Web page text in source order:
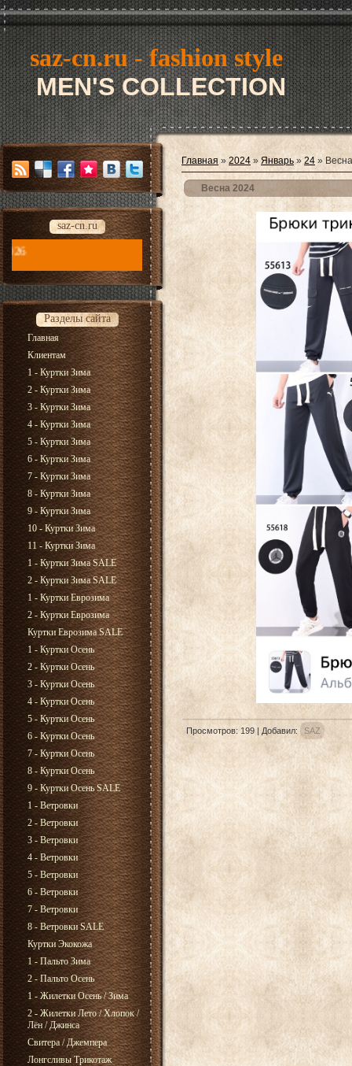
saz-cn.ru - fashion style
MEN'S COLLECTION
saz-cn.ru
saz-cn.ru - fashion style new collection 2026
Разделы сайта
Главная
Клиентам
1 - Куртки Зима
2 - Куртки Зима
3 - Куртки Зима
4 - Куртки Зима
5 - Куртки Зима
6 - Куртки Зима
7 - Куртки Зима
8 - Куртки Зима
9 - Куртки Зима
10 - Куртки Зима
11 - Куртки Зима
1 - Куртки Зима SALE
2 - Куртки Зима SALE
1 - Куртки Еврозима
2 - Куртки Еврозима
Куртки Еврозима SALE
1 - Куртки Осень
2 - Куртки Осень
3 - Куртки Осень
4 - Куртки Осень
5 - Куртки Осень
6 - Куртки Осень
7 - Куртки Осень
8 - Куртки Осень
9 - Куртки Осень SALE
1 - Ветровки
2 - Ветровки
3 - Ветровки
4 - Ветровки
5 - Ветровки
6 - Ветровки
7 - Ветровки
8 - Ветровки SALE
Куртки Экокожа
1 - Пальто Зима
2 - Пальто Осень
1 - Жилетки Осень / Зима
2 - Жилетки Лето / Хлопок /
Лён / Джинса
Свитера / Джемпера
Лонгсливы Трикотаж
Главная » 2024 » Январь » 24 »
Весна 2024
Просмотров: 199 | Добавил: SAZ